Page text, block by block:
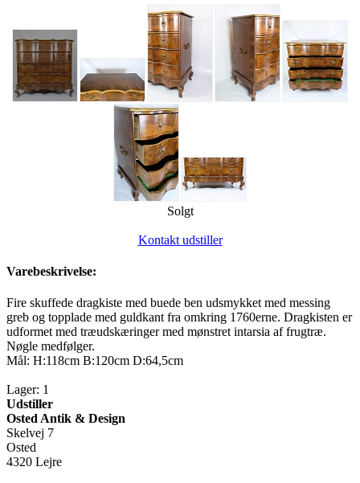
Solgt
Kontakt udstiller
Varebeskrivelse:
Fire skuffede dragkiste med buede ben udsmykket med messing
greb og topplade med guldkant fra omkring 1760erne. Dragkisten er
udformet med træudskæringer med mønstret intarsia af frugtræ.
Nøgle medfølger.
Mål: H:118cm B:120cm D:64,5cm
Lager: 1
Udstiller
Osted Antik & Design
Skelvej 7
Osted
4320 Lejre